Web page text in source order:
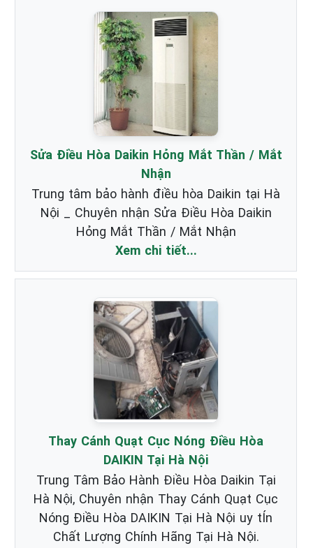
Sửa Điều Hòa Daikin Hỏng Mắt Thần / Mắt
Nhận
Trung tâm bảo hành điều hòa Daikin tại Hà
Nội _ Chuyên nhận Sửa Điều Hòa Daikin
Hỏng Mắt Thần / Mắt Nhận
Xem chi tiết...
Thay Cánh Quạt Cục Nóng Điều Hòa
DAIKIN Tại Hà Nội
Trung Tâm Bảo Hành Điều Hòa Daikin Tại
Hà Nội, Chuyên nhận Thay Cánh Quạt Cục
Nóng Điều Hòa DAIKIN Tại Hà Nội uy tÍn
Chất Lượng Chính Hãng Tại Hà Nội.